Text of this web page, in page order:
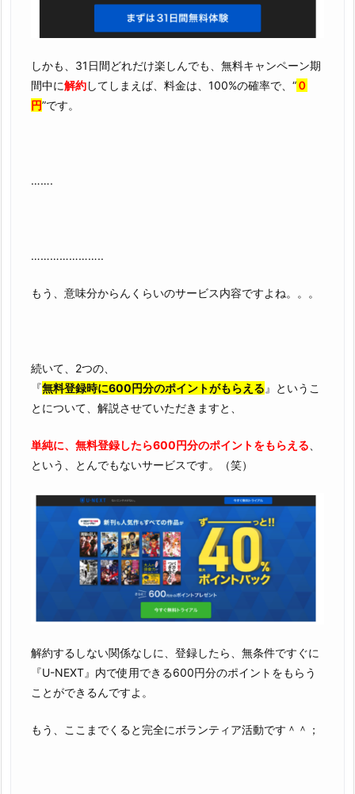
しかも、31日間どれだけ楽しんでも、無料キャンペーン期
間中に解約してしまえば、料金は、100%の確率で、“０
円”です。
…….
…………………..
もう、意味分からんくらいのサービス内容ですよね。。。
続いて、2つの、
『無料登録時に600円分のポイントがもらえる 』というこ
とについて、解説させていただきますと、
単純に、無料登録したら600円分のポイントをもらえる、
という、とんでもないサービスです。（笑）
解約するしない関係なしに、登録したら、無条件ですぐに
『U-NEXT』内で使用できる600円分のポイントをもらう
ことができるんですよ。
もう、ここまでくると完全にボランティア活動です＾＾；